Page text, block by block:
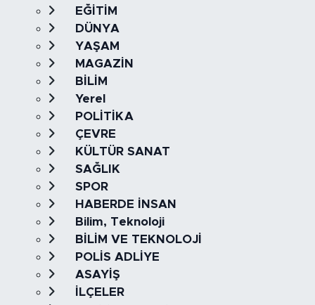
EĞİTİM
DÜNYA
YAŞAM
MAGAZİN
BİLİM
Yerel
POLİTİKA
ÇEVRE
KÜLTÜR SANAT
SAĞLIK
SPOR
HABERDE İNSAN
Bilim, Teknoloji
BİLİM VE TEKNOLOJİ
POLİS ADLİYE
ASAYİŞ
İLÇELER